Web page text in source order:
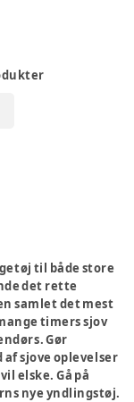
til både store
det rette
samlet det mest
timers sjov
Gør
sjove oplevelser
elske. Gå på
nye yndlingstøj.